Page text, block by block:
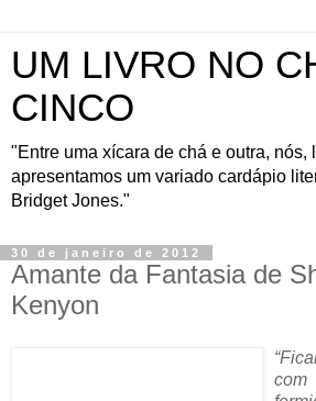
UM LIVRO NO
CINCO
"Entre uma xícara de chá e outra, nós,
apresentamos um variado cardápio
Bridget Jones."
30 de janeiro de 2012
Amante da Fantasia de
Kenyon
com